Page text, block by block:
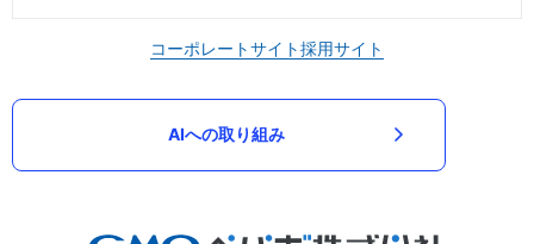
コーポレートサイト採用サイト
AIへの取り組み